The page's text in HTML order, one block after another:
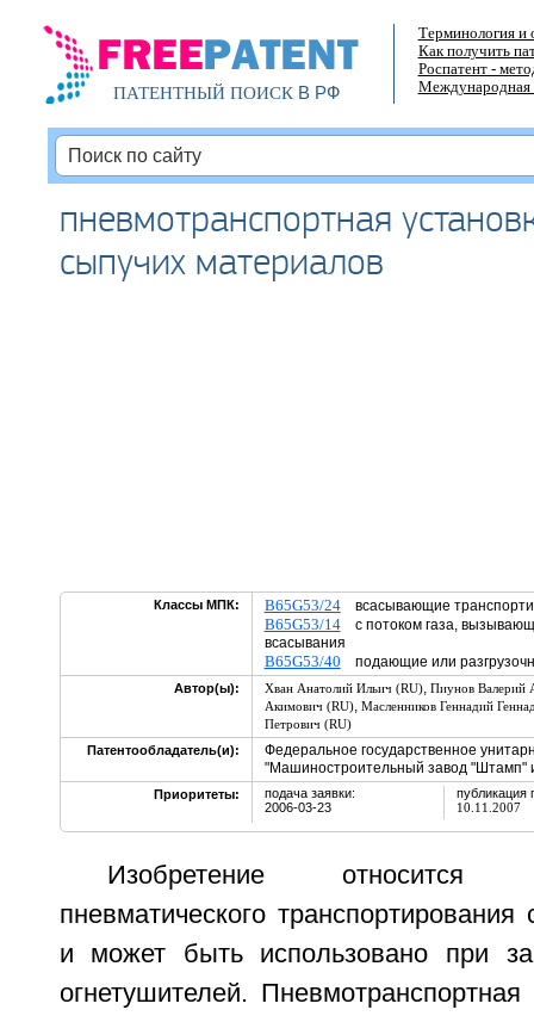
ПАТЕНТНЫЙ ПОИСКВ РФ
Терминология и
Как получить
Роспатент -
Международная
пневмотранспортная
сыпучих материалов
Классы МПК: B65G53/24всасывающие
B65G53/14с потоком газа,
всасывания
B65G53/40 подающие или
Автор(ы): Хван Анатолий Ильич (RU), Пиунов Валерий
Акимович (RU), Масленников Геннадий
Петрович (RU)
Патентообладатель(и):
Федеральное государственное
"Машиностроительный завод "Штамп"
Приоритеты:
подача заявки:
2006-03-23
публикация
10.11.2007
Изобретение относится
пневматического
и может быть использовано при
огнетушителей.